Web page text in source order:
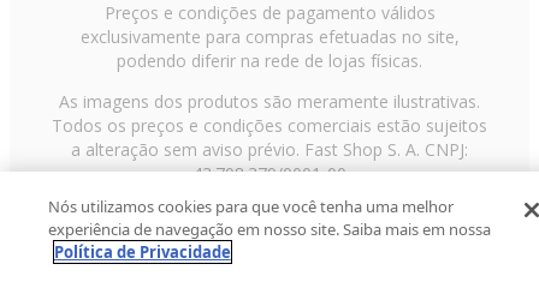
Preços e condições de pagamento válidos
exclusivamente para compras efetuadas no site,
podendo diferir na rede de lojas físicas.
As imagens dos produtos são meramente ilustrativas.
Todos os preços e condições comerciais estão sujeitos
a alteração sem aviso prévio. Fast Shop S. A. CNPJ:
43.708.379/0001-00
Avenida Zaki Narchi, nº 1650, sobreloja, Carandiru, São
Paulo/SP, CEP 02029-001, Telefone: 11 3003-3728 ©
2013 Fast Shop - Todos os direitos reservados
Nós utilizamos cookies para que você tenha uma melhor
experiência de navegação em nosso site. Saiba mais em nossa
Política de Privacidade